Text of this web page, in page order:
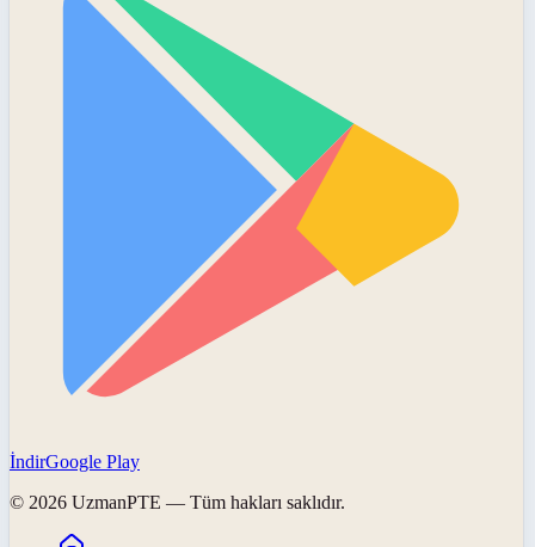
İndirGoogle Play
© 2026 UzmanPTE — Tüm hakları saklıdır.